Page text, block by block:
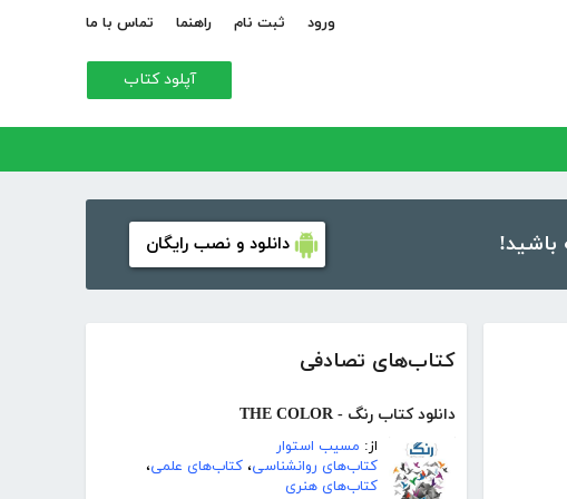
ورود ثبت نام راهنما تماس با ما
آپلود کتاب
دانلود و نصب رایگان
کتاب‌های تصادفی
دانلود کتاب رنگ - THE COLOR
از: مسیب استوار
کتاب‌های روانشناسی، کتاب‌های علمی،
کتاب‌های هنری